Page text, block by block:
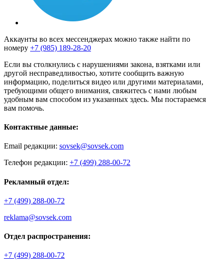
Аккаунты во всех мессенджерах можно также найти по
номеру +7 (985) 189-28-20
Если вы столкнулись с нарушениями закона, взятками или
другой несправедливостью, хотите сообщить важную
информацию, поделиться видео или другими материалами,
требующими общего внимания, свяжитесь с нами любым
удобным вам способом из указанных здесь. Мы постараемся
вам помочь.
Контактные данные:
Email редакции: sovsek@sovsek.com
Телефон редакции: +7 (499) 288-00-72
Рекламный отдел:
+7 (499) 288-00-72
reklama@sovsek.com
Отдел распространения:
+7 (499) 288-00-72